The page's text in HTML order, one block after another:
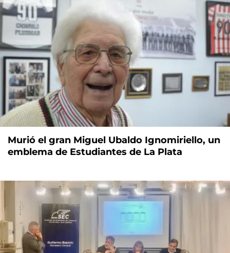
Murió el gran Miguel Ubaldo Ignomiriello, un
emblema de Estudiantes de La Plata